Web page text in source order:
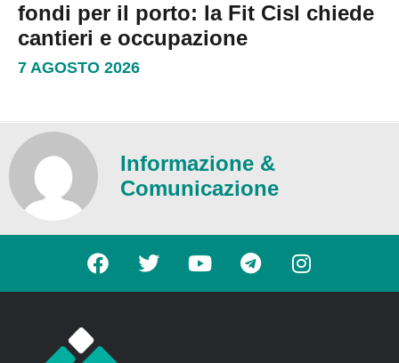
fondi per il porto: la Fit Cisl chiede
cantieri e occupazione
7 AGOSTO 2026
Informazione &
Comunicazione